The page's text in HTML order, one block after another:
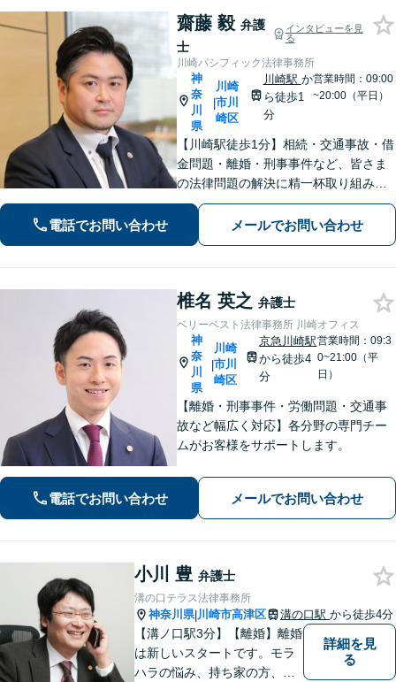
齋藤 毅 弁護
士
インタビューを見
る
川崎パシフィック法律事務所
神
奈
川
県
|
川崎
市川
崎区
川崎駅 か
ら徒歩1
分
営業時間：09:00
~20:00（平日）
【川崎駅徒歩1分】相続・交通事故・借
金問題・離婚・刑事事件など、皆さま
の法律問題の解決に精一杯取り組みま
す。持ち前のバイタリティとフットワ
ークの軽さに自信あり。費用の負担を
最小限にするよう努めています。【地
電話でお問い合わせ メールでお問い合わせ
椎名 英之 弁護士
ベリーベスト法律事務所 川崎オフィス
神
奈
川
県
|
川崎
市川
崎区
京急川崎駅
から徒歩4
分
営業時間：09:3
0~21:00（平
日）
【離婚・刑事事件・労働問題・交通事
故など幅広く対応】各分野の専門チー
ムがお客様をサポートします。
電話でお問い合わせ メールでお問い合わせ
小川 豊 弁護士
溝の口テラス法律事務所
神奈川県|川崎市高津区 溝の口駅 から徒歩4分
【溝ノ口駅3分】【離婚】離婚
は新しいスタートです。モラ
ハラの悩み、持ち家の方、公
詳細を見
る